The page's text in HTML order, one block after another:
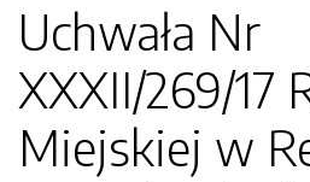
Uchwała Nr
XXXII/269/17
Miejskiej w